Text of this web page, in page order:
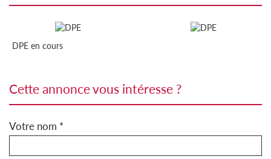
DPE en cours
cette annonce vous intéresse ?
Votre nom *